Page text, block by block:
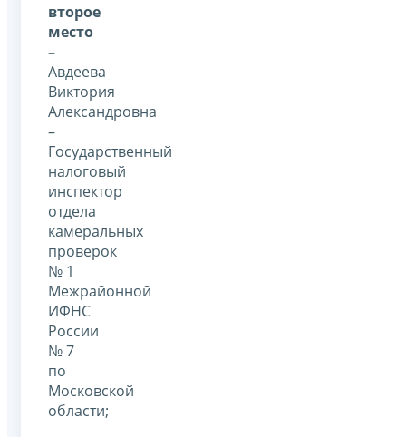
второе
место
–
Авдеева
Виктория
Александровна
–
Государственный
налоговый
инспектор
отдела
камеральных
проверок
№ 1
Межрайонной
ИФНС
России
№ 7
по
Московской
области;